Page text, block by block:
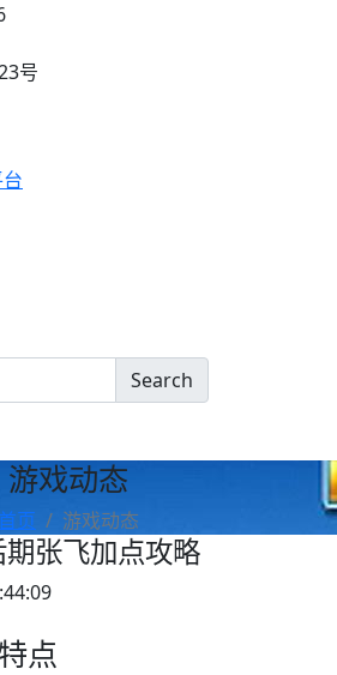
号
Search
游戏动态
首页 游戏动态
张飞加点攻略
点